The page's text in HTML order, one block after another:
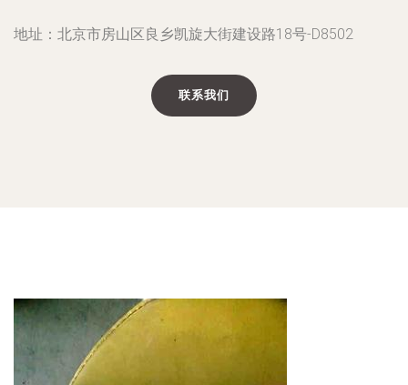
地址：北京市房山区良乡凯旋大街建设路18号-D8502
联系我们